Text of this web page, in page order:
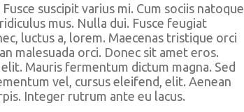
suscipit varius mi. Cum sociis natoque
mus. Nulla dui. Fusce feugiat
luctus a, lorem. Maecenas tristique orci
malesuada orci. Donec sit amet eros.
Mauris fermentum dictum magna. Sed
vel, cursus eleifend, elit. Aenean
Integer rutrum ante eu lacus.